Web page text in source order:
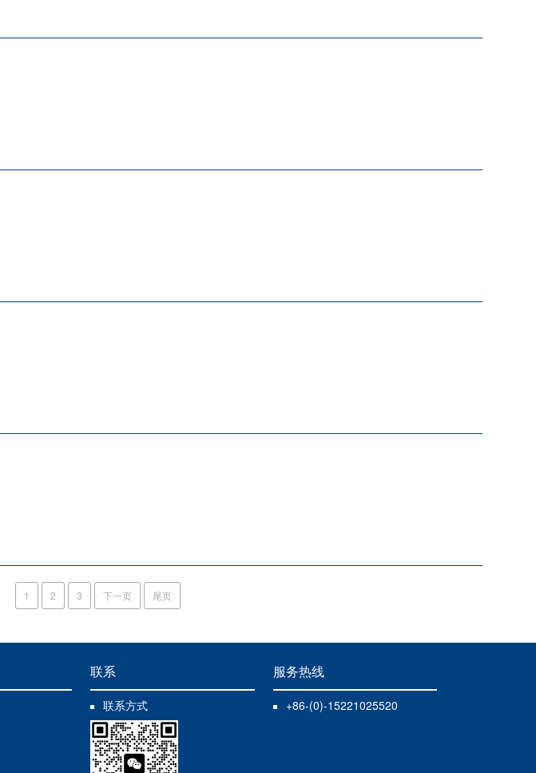
1 2 3 下一页 尾页
联系
联系方式
服务热线
+86-(0)-15221025520